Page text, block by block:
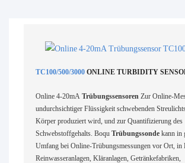
TC100/500/3000ONLINE TURBIDITY
Online 4-20mATrübungssensorenZur Online-
undurchsichtiger Flüssigkeit schwebenden
Körper produziert wird, und zur Quantifizierung des
Schwebstoffgehalts. BoquTrübungssondekann in
Umfang bei Online-Trübungsmessungen vor Ort, in
Reinwasseranlagen, Kläranlagen, Getränkefabriken,